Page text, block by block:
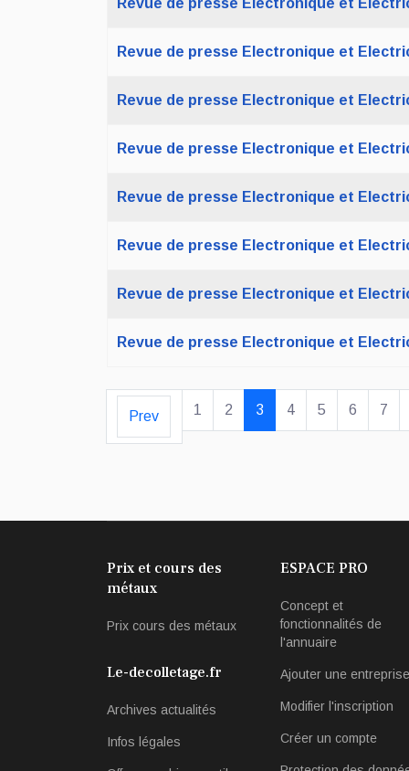
Revue de presse Electronique et
Revue de presse Electronique et
Revue de presse Electronique et
Revue de presse Electronique et
Revue de presse Electronique et
Revue de presse Electronique et
Revue de presse Electronique et
Revue de presse Electronique et
Prev 1 2 3 4 5 6 7
Prix et cours des
métaux
Prix cours des métaux
Le-decolletage.fr
Archives actualités
Infos légales
ESPACE PRO
Concept et
fonctionnalités de
l'annuaire
Ajouter une entreprise
Modifier l'inscription
Créer un compte